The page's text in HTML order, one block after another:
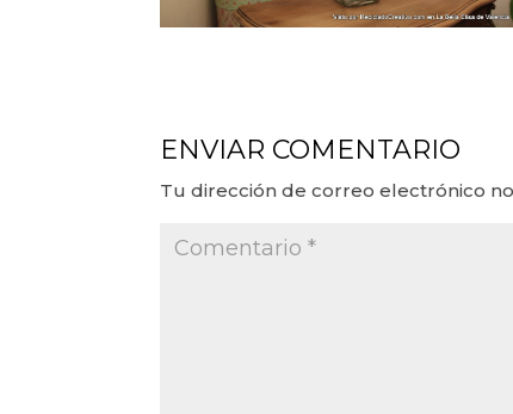
ENVIAR COMENTARIO
Tu dirección de correo electrónico